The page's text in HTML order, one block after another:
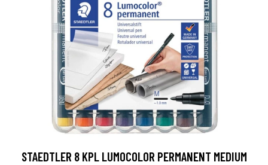
STAEDTLER 8 KPL LUMOCOLOR PERMANENT MEDIUM